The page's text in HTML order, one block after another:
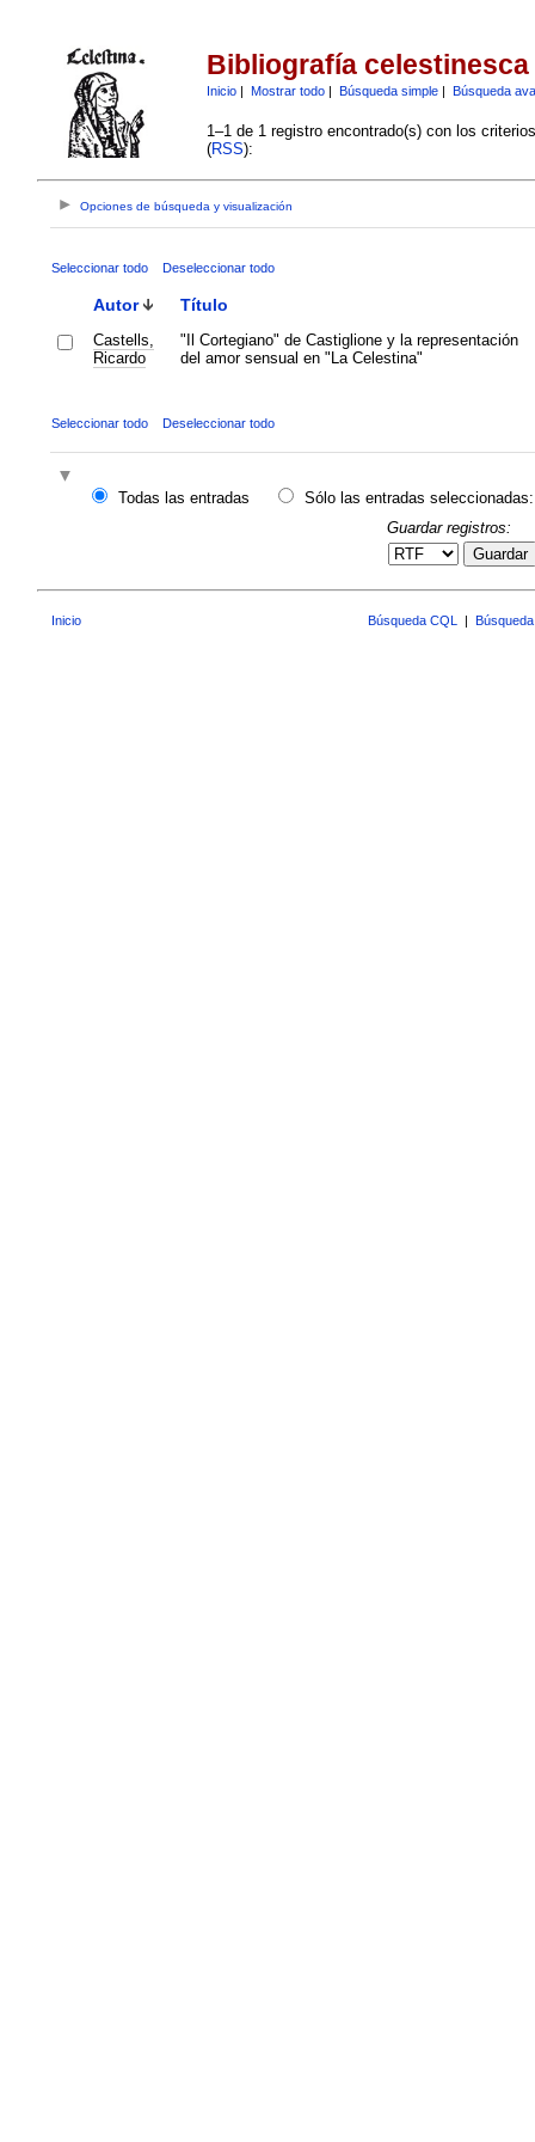
Bibliografía celestinesca
Inicio| Mostrar todo| Búsqueda simple| Búsqueda
1–1 de 1 registro encontrado(s) con los
(RSS):
Opciones de búsqueda y visualización
Seleccionar todo Deseleccionar todo
Autor Título
Castells,
Ricardo
"Il Cortegiano" de Castiglione y la representación
del amor sensual en "La Celestina"
Seleccionar todo Deseleccionar todo
Todas las entradas
Sólo las entradas seleccionadas:
Guardar registros:
Guardar
Inicio Búsqueda CQL